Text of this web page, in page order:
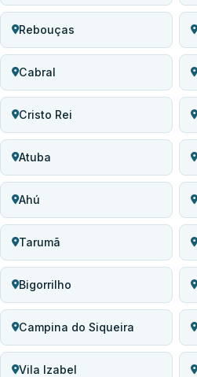
Rebouças
Cabral
Cristo Rei
Atuba
Ahú
Tarumã
Bigorrilho
Campina do Siqueira
Vila Izabel